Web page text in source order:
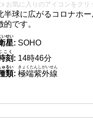
お気に入りのアイコンをクリ
半球に広がるコロナホ
的です。
星
いせい
: SOHO
刻
こく
: 14時46分
類
ゅるい
: 極端紫外線
きょくたんしがいせん